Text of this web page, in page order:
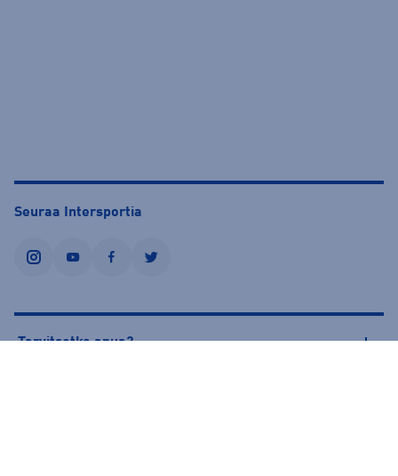
Seuraa Intersportia
instagramyoutubefacebooktwitter
Tarvitsetko apua?